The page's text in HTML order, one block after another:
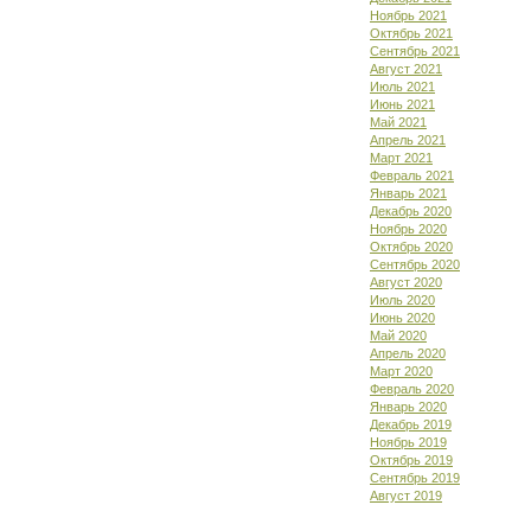
Ноябрь 2021
Октябрь 2021
Сентябрь 2021
Август 2021
Июль 2021
Июнь 2021
Май 2021
Апрель 2021
Март 2021
Февраль 2021
Январь 2021
Декабрь 2020
Ноябрь 2020
Октябрь 2020
Сентябрь 2020
Август 2020
Июль 2020
Июнь 2020
Май 2020
Апрель 2020
Март 2020
Февраль 2020
Январь 2020
Декабрь 2019
Ноябрь 2019
Октябрь 2019
Сентябрь 2019
Август 2019